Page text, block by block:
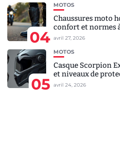
04
MOTOS
Chaussures moto
confort et normes
avril 27, 2026
05
MOTOS
Casque Scorpion
et niveaux de
avril 24, 2026